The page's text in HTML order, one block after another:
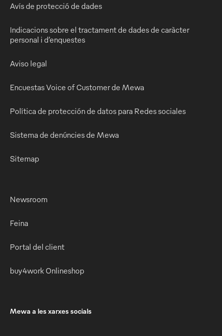
Avís de protecció de dades
Indicacions sobre el tractament de dades de caràcter
personal i d’enquestes
Aviso legal
Encuestas Voice of Customer de Mewa
Política de protección de datos para Redes sociales
Sistema de denúncies de Mewa
Sitemap
Newsroom
Feina
Portal del client
buy4work Onlineshop
Mewa a les xarxes socials